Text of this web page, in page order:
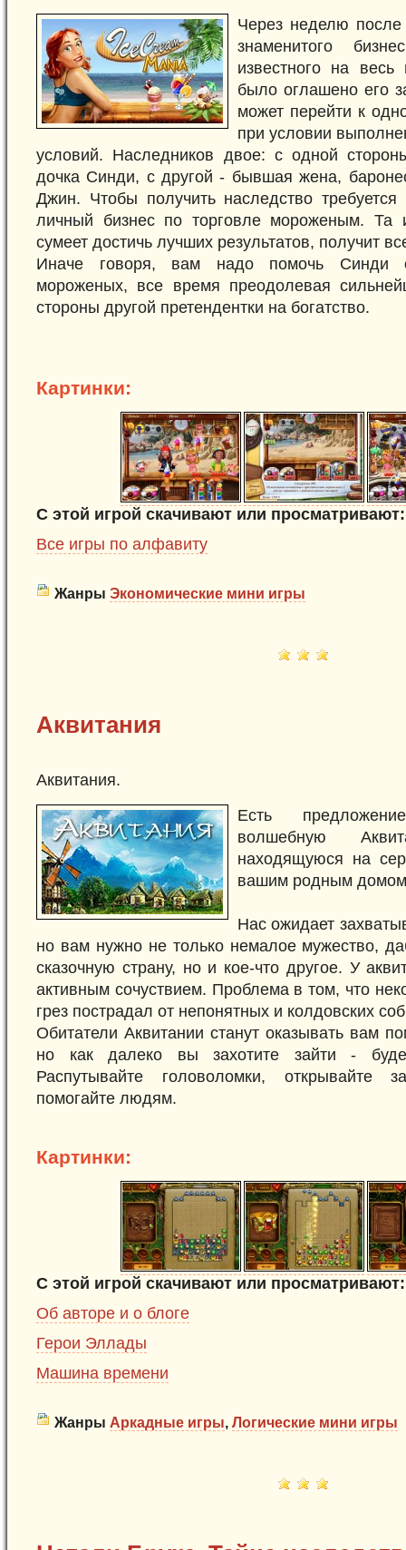
Через неделю после
знаменитого
известного на
было оглашено его
может перейти к
при условии
условий. Наследников двое: с одной
дочка Синди, с другой - бывшая жена,
Джин. Чтобы получить наследство
личный бизнес по торговле мороженым. Та
сумеет достичь лучших результатов, получит
Иначе говоря, вам надо помочь Синди
мороженых, все время преодолевая
стороны другой претендентки на богатство.
Картинки:
С этой игрой скачивают или просматривают:
Все игры по алфавиту
Жанры Экономические мини игры
Аквитания
Аквитания.
Есть
волшебную
находящуюся на
вашим родным домом
Нас ожидает
но вам нужно не только немалое мужество,
сказочную страну, но и кое-что другое. У
активным сочуствием. Проблема в том, что
грез пострадал от непонятных и колдовских
Обитатели Аквитании станут оказывать вам
но как далеко вы захотите зайти -
Распутывайте головоломки, открывайте
помогайте людям.
Картинки:
С этой игрой скачивают или просматривают:
Об авторе и о блоге
Герои Эллады
Машина времени
Жанры Аркадные игры, Логические мини игры